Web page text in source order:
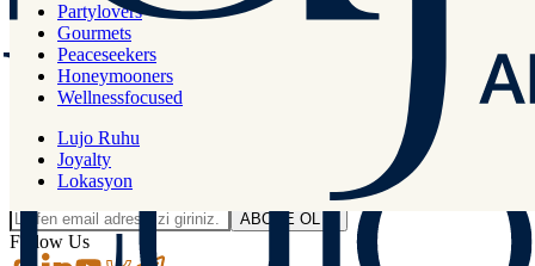
Partylovers
Gourmets
Peaceseekers
Honeymooners
Wellnessfocused
Lujo Ruhu
Joyalty
Lokasyon
Türkiye
444 00 01
E-bültenimize abone olmak ister misiniz?
ABONE OL
Follow Us